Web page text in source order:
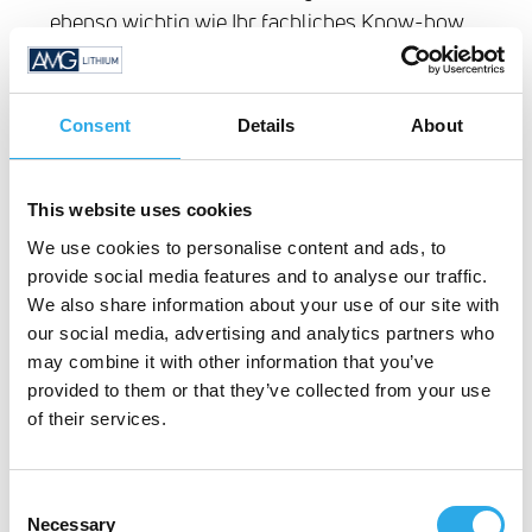
Consent Details About
This website uses cookies
We use cookies to personalise content and ads, to
provide social media features and to analyse our traffic.
We also share information about your use of our site with
our social media, advertising and analytics partners who
may combine it with other information that you’ve
provided to them or that they’ve collected from your use
of their services.
Necessary
ebenso wichtig wie Ihr fachliches Know-how.
Wie lange dauert der gesamte
Auswahlprozess?
neben einem möglichst schnellen Prozess
auch genügend Zeit einzuräumen, um nicht
nur uns ein bestmögliches Bild von Ihrer
Person zu machen sondern auch Ihnen einen
umfassenden Einblick in die Position und
unser Unternehmen zu bieten. Abhängig von
Auswahlprozess innerhalb weniger Wochen